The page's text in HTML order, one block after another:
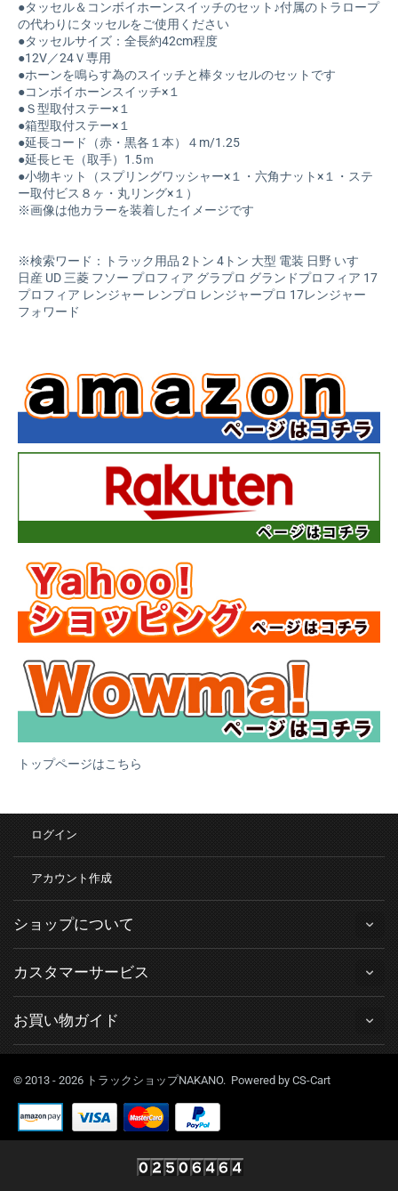
●タッセル＆コンボイホーンスイッチのセット♪付属のトラロープ
の代わりにタッセルをご使用ください
●タッセルサイズ：全長約42cm程度
●12V／24Ｖ専用
●ホーンを鳴らす為のスイッチと棒タッセルのセットです
●コンボイホーンスイッチ×１
●Ｓ型取付ステー×１
●箱型取付ステー×１
●延長コード（赤・黒各１本）４m/1.25
●延長ヒモ（取手）1.5ｍ
●小物キット（スプリングワッシャー×１・六角ナット×１・ステ
ー取付ビス８ヶ・丸リング×１）
※画像は他カラーを装着したイメージです
※検索ワード：トラック用品 2トン 4トン 大型 電装 日野 いすゞ
日産 UD 三菱 フソー プロフィア グラプロ グランドプロフィア 17
プロフィア レンジャー レンプロ レンジャープロ 17レンジャー
フォワード
トップページはこちら
ログイン
アカウント作成
ショップについて
カスタマーサービス
お買い物ガイド
© 2013 - 2026 トラックショップNAKANO. Powered by CS-Cart